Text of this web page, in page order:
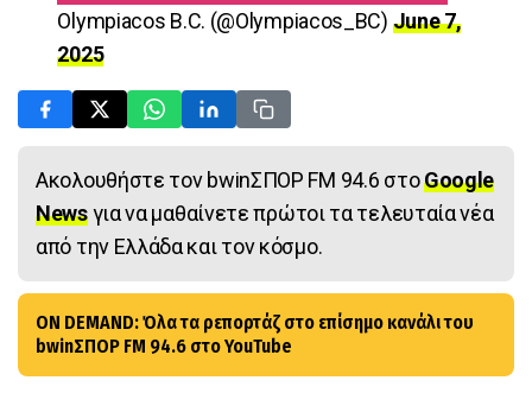
Olympiacos B.C. (@Olympiacos_BC) June 7,
2025
Ακολουθήστε τον bwinΣΠΟΡ FM 94.6 στοGoogle
Newsγια να μαθαίνετε πρώτοι τα τελευταία νέα
από την Ελλάδα και τον κόσμο.
ON DEMAND: Όλα τα ρεπορτάζ στο επίσημο κανάλι του
bwinΣΠΟΡ FM 94.6 στο YouTube